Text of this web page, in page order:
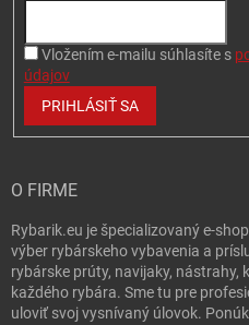
Vložením e-mailu súhlasíte s
údajov
PRIHLÁSIŤ SA
O FIRME
Rybarik.eu je špecializovaný e-
výber rybárskeho vybavenia a
rybárske prúty, navijaky, nástrahy,
každého rybára. Sme tu pre
uloviť svoj vysnívaný úlovok.